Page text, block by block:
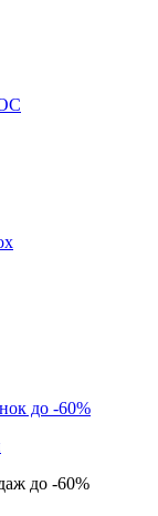
до -60%
до -60%